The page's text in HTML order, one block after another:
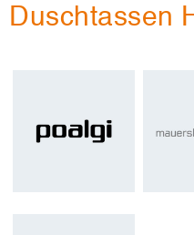
Duschtassen